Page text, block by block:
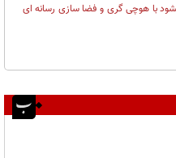
بشود با هوچی گری و فضا سازی رسانه ای